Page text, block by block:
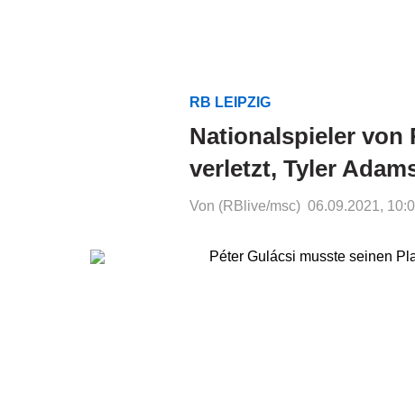
RB LEIPZIG
Nationalspieler von
verletzt, Tyler
Von (RBlive/msc) 06.09.2021,